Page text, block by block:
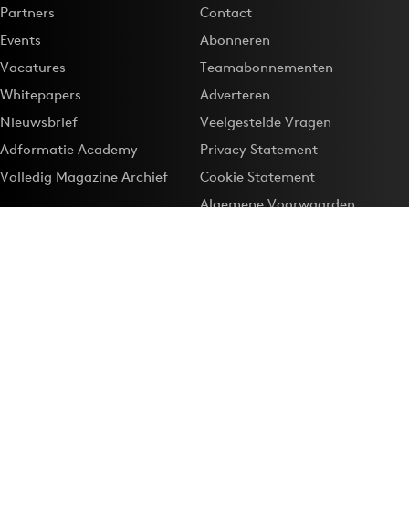
Partners
Events
Vacatures
Whitepapers
Nieuwsbrief
Adformatie Academy
Volledig Magazine Archief
Contact
Abonneren
Teamabonnementen
Adverteren
Veelgestelde Vragen
Privacy Statement
Cookie Statement
Algemene Voorwaarden